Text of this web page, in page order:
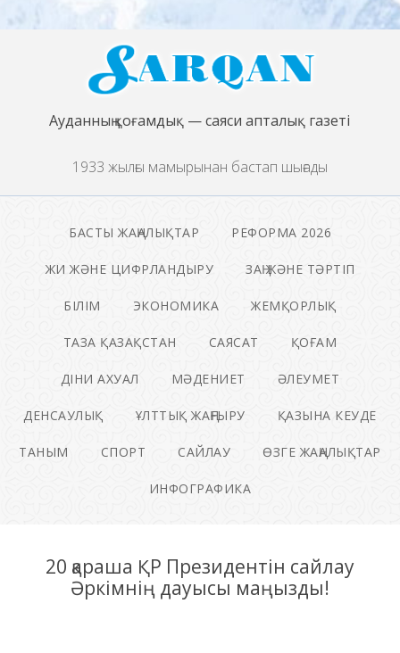
Ауданның қоғамдық — саяси апталық газеті
1933 жылғы мамырынан бастап шығады
БАСТЫ ЖАҢАЛЫҚТАР РЕФОРМА 2026
ЖИ ЖӘНЕ ЦИФРЛАНДЫРУ ЗАҢ ЖӘНЕ ТӘРТІП
БІЛІМ ЭКОНОМИКА ЖЕМҚОРЛЫҚ
ТАЗА ҚАЗАҚСТАН САЯСАТ ҚОҒАМ
ДІНИ АХУАЛ МӘДЕНИЕТ ӘЛЕУМЕТ
ДЕНСАУЛЫҚ ҰЛТТЫҚ ЖАҢҒЫРУ ҚАЗЫНА КЕУДЕ
ТАНЫМ СПОРТ САЙЛАУ ӨЗГЕ ЖАҢАЛЫҚТАР
ИНФОГРАФИКА
20 қараша ҚР Президентін сайлау
Әркімнің дауысы маңызды!